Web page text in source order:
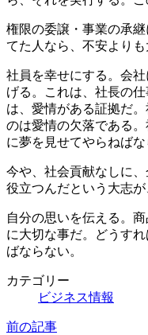
権限の委譲・事業の承
てた人なら、不安より
社員を幸せにする。会
げる。これは、社長の
は、愛情がある証拠だ
のは愛情の欠落である
に夢を見せてやらねばな
今や、社会貢献なしに
役立つんだという大志
自分の思いを伝える。
に大切な事だ。どうす
ばならない。
カテゴリー
ビジネス情報
前の記事